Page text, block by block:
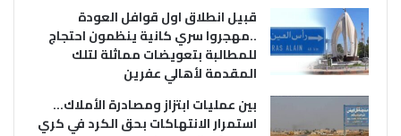
قبيل انطلاق اول قوافل العودة
..مهجروا سري كانية ينظمون احتجاج
للمطالبة بتعويضات مماثلة لتلك
المقدمة لأهالي عفرين
بين عمليات ابتزاز ومصادرة الأملاك…
استمرار الانتهاكات بحق الكرد في كري